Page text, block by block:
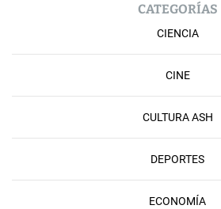
CATEGORÍAS
CIENCIA
CINE
CULTURA ASH
DEPORTES
ECONOMÍA